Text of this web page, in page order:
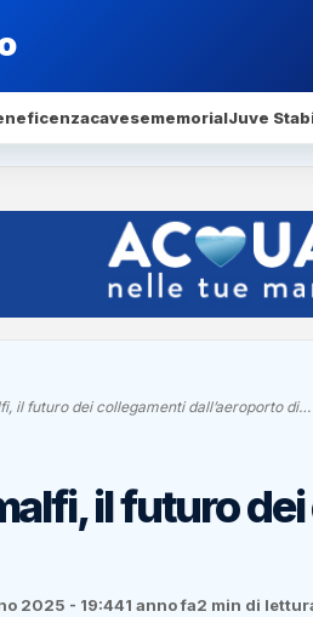
cavesememorialJuve
il futuro dei collegamenti dall’aeroporto di…
il futuro
2025 - 19:441 anno fa2 min di